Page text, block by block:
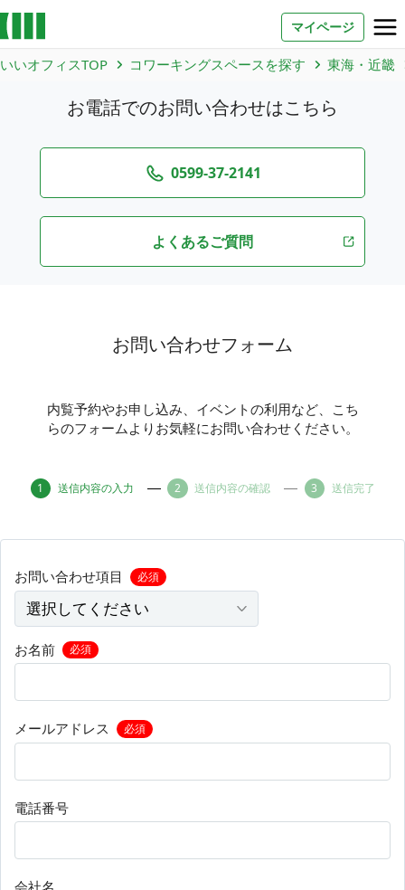
マイページ
いいオフィス（コワーキングスペース）
FCオーナー募集
E Solution
その他
いいオフィスTOP コワーキングスペースを探す 東海・近畿
お電話でのお問い合わせはこちら
0599-37-2141
よくあるご質問
お問い合わせフォーム
内覧予約やお申し込み、イベントの利用など、こち
らのフォームよりお気軽にお問い合わせください。
送信内容の入力 送信内容の確認 送信完了
お問い合わせ項目 必須
お名前 必須
メールアドレス 必須
電話番号